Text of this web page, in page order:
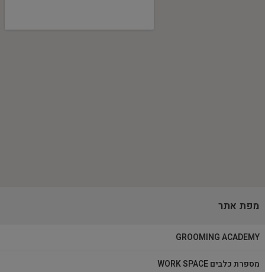
מפת אתר
GROOMING ACADEMY
מספרת כלבים WORK SPACE